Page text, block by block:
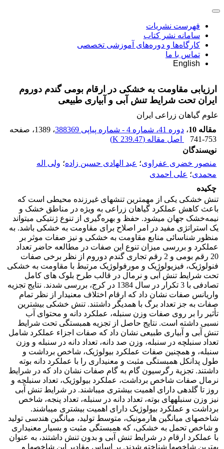
فهرست نشریات
سامانه نشر کتاب
کارگاه‌ها و دوره‌های آموزشی تخصصی
تماس با ما
English
ارزیابی مقاومت به خشکی در ارقام بومی گندم دوروم
ایران تحت شرایط تنش آبی و آبیاری طبیعی
علوم گیاهان زراعی ایران
مقاله 10
، دوره 41، شماره 4 - شماره پیاپی 388369 ، 1389
، صفحه
741-753
اصل مقاله (239.47 K
)
نویسندگان
منصور خضری عفراوی؛ عبد الهادی حسین زاده؛ ولی اله
محمدی؛ علی احمدی
چکیده
تنش خشکی یکی از مهمترین تنش‎های غیرزنده محیطی است که
باعث کاهش عملکرد گیاهان زراعی به ویژه در مناطق خشک و
نیمه‌خشک جهان می‎شود. حفظ و بهره‌گیری از تنوع ژنتیکی می‎تواند
یک استراتژی مفید در امر اصلاح برای مقاومت به خشکی باشد. به
منظور شناسائی منابع مقاومت به خشکی و نیز صفات موثر بر
عملکرد و بررسی میزان تنوع این صفات در مطالعه حاضر تعداد
20 رقم بومی و 2 رقم تجاری گندم دوروم از نظر برخی صفات
فنولوژیک، فیزیولوژیک و مورفولوژیک مرتبط با مقاومت به خشکی
تحت شرایط تنش آبی و نرمال در قالب طرح بلوک های کامل
تصادفی با 3 تکرار در سال 1384 در کرج، بررسی شدند. نتایج تجزیه
واریانس صفات نشان داد که ارقام اختلاف معنی‎دار از نظر تمام
صفات به جز تعداد برگ با همدیگر داشتند. تنش خشکی بیشترین
تأثیر را بر روی صفات وزن سنبله، عملکرد دانه و محتوای آب
نسبی داشته است. نتایج حاصل از تجزیه همبستگی تحت شرایط
تنش آبی و آبیاری طبیعی نشان داد که صفات اجزاء عملکرد شامل
تعداد سنبلچه در سنبله، وزن صد دانه، تعداد دانه در سنبله و وزن
سنبله، و همچنین صفات عملکرد بیولوژیک، شاخص برداشت و
طول پدانکل همبستگی مثبت و معنی‎داری را با عملکرد دانه بوته
داشتند. تجزیة رگرسیون گام به گام صفات نشان داد که در شرایط
نرمال صفات شاخص برداشت، عملکرد بیولوژیک، تعداد سنبلچه و
روز تا گلدهی دارای اهمیت بیشتری می‎باشند. در شرایط تنش آبی
نیز وزن سنبله‎های بوته، تعداد دانه در سنبله، تعداد پنجه، شاخص
برداشت و عملکرد بیولوژیک دارای اهمیت بیشتری می‎باشند.
شاخص‎های میانگین هارمونیک، متوسط تولید، میانگین هندسی تولید
و شاخص تحمل به خشکی، که همبستگی مثبت و بسیار معنی‎داری
با عملکرد ارقام در شرایط تنش آبی و بدون تنش داشتند، به عنوان
بهترین شاخص‎ها شناخته شدند. بر اساس مقادیر این شاخص‎ها و